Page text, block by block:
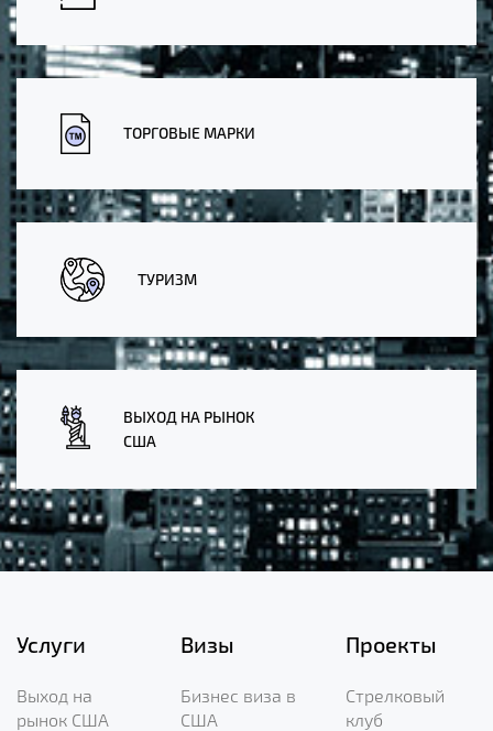
ТОРГОВЫЕ МАРКИ
ТУРИЗМ
ВЫХОД НА РЫНОК
США
Услуги
Выход на
рынок США
Визы
Бизнес виза в
США
Проекты
Стрелковый
клуб